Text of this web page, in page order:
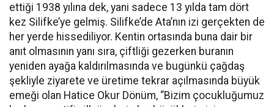
ettiği 1938 yılına dek, yani sadece 13 yılda tam dört
kez Silifke’ye gelmiş. Silifke’de Ata’nın izi gerçekten de
her yerde hissediliyor. Kentin ortasında buna dair bir
anıt olmasının yanı sıra, çiftliği gezerken buranın
yeniden ayağa kaldırılmasında ve bugünkü çağdaş
şekliyle ziyarete ve üretime tekrar açılmasında büyük
emeği olan Hatice Okur Dönüm, “Bizim çocukluğumuz